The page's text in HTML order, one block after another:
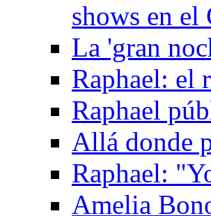
shows en el
La 'gran
Raphael: el
Raphael
Allá donde
Raphael:
Amelia